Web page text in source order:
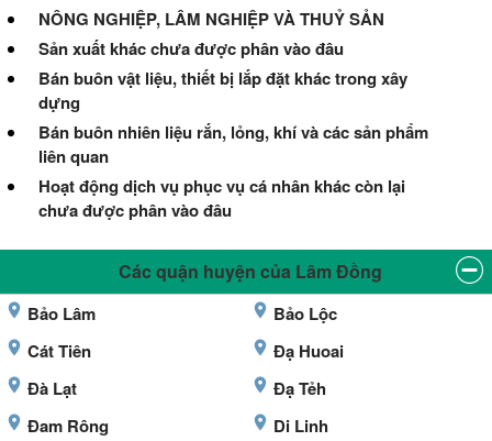
NÔNG NGHIỆP, LÂM NGHIỆP VÀ THUỶ SẢN
Sản xuất khác chưa được phân vào đâu
Bán buôn vật liệu, thiết bị lắp đặt khác trong xây
dựng
Bán buôn nhiên liệu rắn, lỏng, khí và các sản phẩm
liên quan
Hoạt động dịch vụ phục vụ cá nhân khác còn lại
chưa được phân vào đâu
Các quận huyện của Lâm Đồng
Bảo Lâm
Bảo Lộc
Cát Tiên
Đạ Huoai
Đà Lạt
Đạ Tẻh
Đam Rông
Di Linh